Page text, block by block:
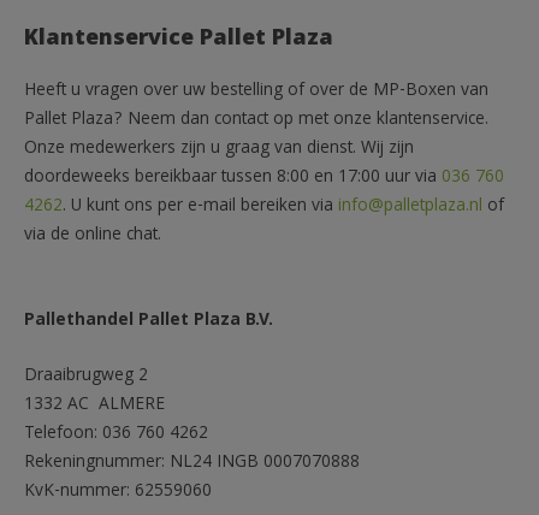
Klantenservice Pallet Plaza
Heeft u vragen over uw bestelling of over de MP-Boxen van
Pallet Plaza? Neem dan contact op met onze klantenservice.
Onze medewerkers zijn u graag van dienst. Wij zijn
doordeweeks bereikbaar tussen 8:00 en 17:00 uur via 036 760
4262. U kunt ons per e-mail bereiken via info@palletplaza.nl of
via de online chat.
Pallethandel Pallet Plaza B.V.
Draaibrugweg 2
1332 AC ALMERE
Telefoon: 036 760 4262
Rekeningnummer: NL24 INGB 0007070888
KvK-nummer: 62559060